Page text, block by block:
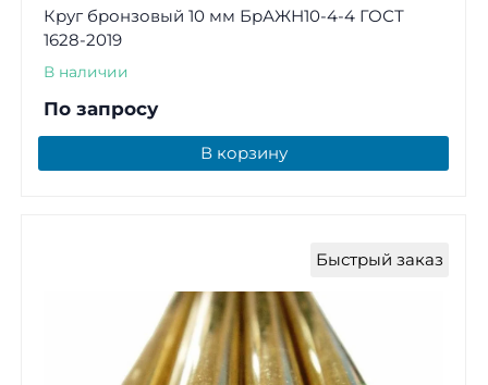
Круг бронзовый 10 мм БрАЖН10-4-4 ГОСТ
1628-2019
В наличии
По запросу
В корзину
Быстрый заказ